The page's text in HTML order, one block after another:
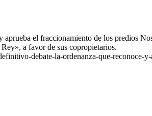
el fraccionamiento de los predios
a favor de sus copropietarios.
debate-la-ordenanza-que-reconoce-